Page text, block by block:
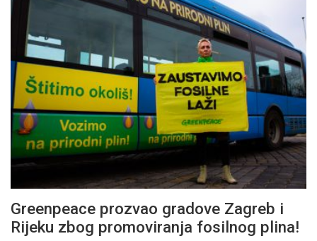
Greenpeace prozvao gradove Zagreb i
Rijeku zbog promoviranja fosilnog plina!